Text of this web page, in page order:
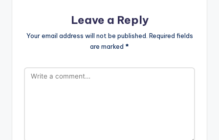
Leave a Reply
Your email address will not be published. Required fields
are marked *